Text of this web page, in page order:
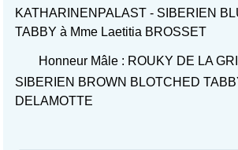
KATHARINENPALAST - SIBERIEN
TABBY à Mme Laetitia BROSSET
Honneur Mâle : ROUKY DE LA
SIBERIEN BROWN BLOTCHED
DELAMOTTE